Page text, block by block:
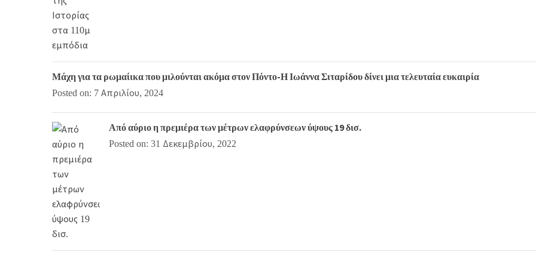
Μάχη για τα ρωμαίικα που μιλούνται ακόμα στον Πόντο-Η Ιωάννα Σιταρίδου δίνει μια τελευταία ευκαιρία
Posted on: 7 Απριλίου, 2024
Από αύριο η πρεμιέρα των μέτρων ελαφρύνσεων ύψους 19 δισ.
Posted on: 31 Δεκεμβρίου, 2022